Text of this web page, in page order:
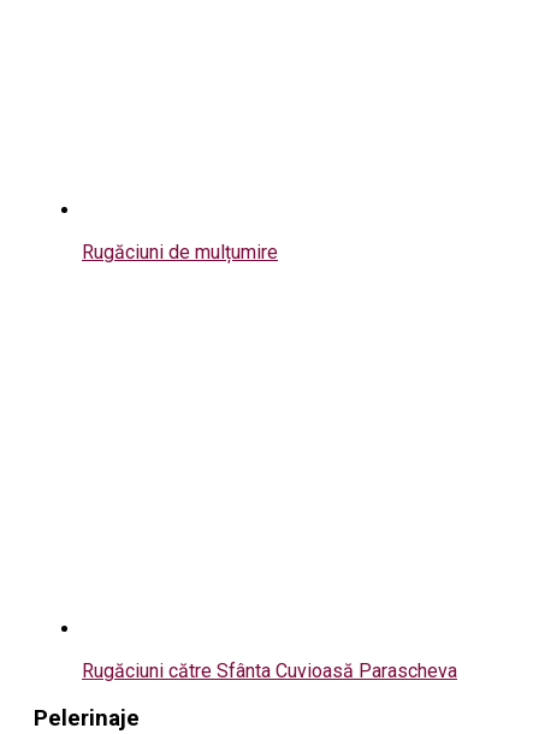
Rugăciuni de mulțumire
Rugăciuni către Sfânta Cuvioasă Parascheva
Pelerinaje